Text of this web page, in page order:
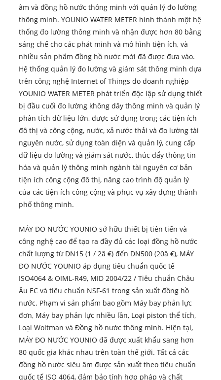
âm và đồng hồ nước thông minh với quản lý đo lường
thông minh. YOUNIO WATER METER hình thành một hệ
thống đo lường thông minh và nhận được hơn 80 bằng
sáng chế cho các phát minh và mô hình tiện ích, và
nhiều sản phẩm đồng hồ nước mới đã được đưa vào.
Hệ thống quản lý đo lường và giám sát thông minh dựa
trên công nghệ Internet of Things do doanh nghiệp
YOUNIO WATER METER phát triển độc lập sử dụng thiết
bị đầu cuối đo lường không dây thông minh và quản lý
phân tích dữ liệu lớn, được sử dụng trong các tiện ích
đô thị và công cộng, nước, xả nước thải và đo lường tài
nguyên nước, sử dụng toàn diện và quản lý, cung cấp
dữ liệu đo lường và giám sát nước, thúc đẩy thông tin
hóa và quản lý thông minh ngành tài nguyên cơ bản
tiện ích công cộng đô thị, nâng cao trình độ quản lý
của các tiện ích công cộng và phục vụ xây dựng thành
phố thông minh.
MÁY ĐO NƯỚC YOUNIO sở hữu thiết bị tiên tiến và
công nghệ cao để tạo ra đầy đủ các loại đồng hồ nước
chất lượng từ DN15 (1 / 2â €) đến DN500 (20â €), MÁY
ĐO NƯỚC YOUNIO áp dụng tiêu chuẩn quốc tế
ISO4064 & OIML-R49, MID 2004/22 / Tiêu chuẩn Châu
Âu EC và tiêu chuẩn NSF-61 trong sản xuất đồng hồ
nước. Phạm vi sản phẩm bao gồm Máy bay phản lực
đơn, Máy bay phản lực nhiều lần, Loại piston thể tích,
Loại Woltman và Đồng hồ nước thông minh. Hiện tại,
MÁY ĐO NƯỚC YOUNIO đã được xuất khẩu sang hơn
80 quốc gia khác nhau trên toàn thế giới. Tất cả các
đồng hồ nước siêu âm được sản xuất theo tiêu chuẩn
quốc tế ISO 4064, đảm bảo tính hợp pháp và chất